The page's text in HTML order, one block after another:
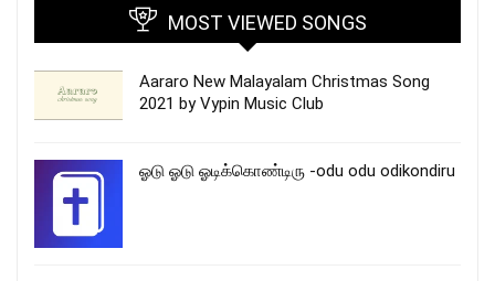
MOST VIEWED SONGS
Aararo New Malayalam Christmas Song
2021 by Vypin Music Club
ஓடு ஓடு ஓடிக்கொண்டிரு -odu odu odikondiru